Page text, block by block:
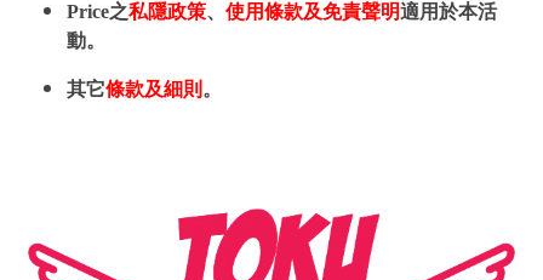
Price之私隱政策、 使用條款及免責聲明適用於本活
動。
其它條款及細則 。